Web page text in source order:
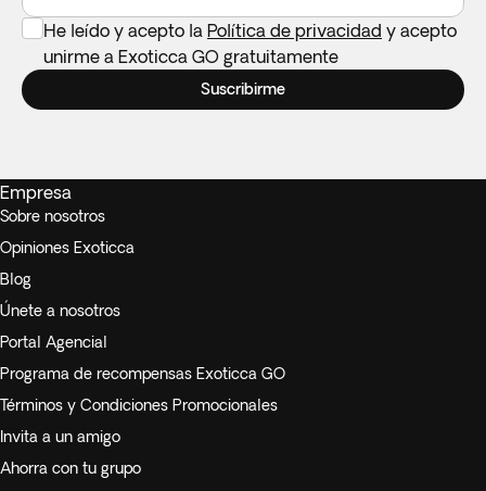
He leído y acepto la Política de privacidad y acepto
unirme a Exoticca GO gratuitamente
Suscribirme
Empresa
Sobre nosotros
Opiniones Exoticca
Blog
Únete a nosotros
Portal Agencial
Programa de recompensas Exoticca GO
Términos y Condiciones Promocionales
Invita a un amigo
Ahorra con tu grupo